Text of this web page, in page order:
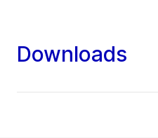
Downloads